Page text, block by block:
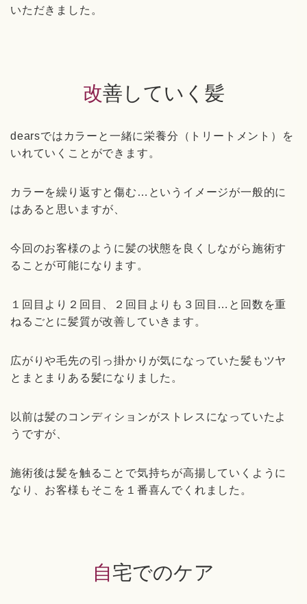
いただきました。
改善していく髪
dearsではカラーと一緒に栄養分（トリートメント）を
いれていくことができます。
カラーを繰り返すと傷む…というイメージが一般的に
はあると思いますが、
今回のお客様のように髪の状態を良くしながら施術す
ることが可能になります。
１回目より２回目、２回目よりも３回目…と回数を重
ねるごとに髪質が改善していきます。
広がりや毛先の引っ掛かりが気になっていた髪もツヤ
とまとまりある髪になりました。
以前は髪のコンディションがストレスになっていたよ
うですが、
施術後は髪を触ることで気持ちが高揚していくように
なり、お客様もそこを１番喜んでくれました。
自宅でのケア